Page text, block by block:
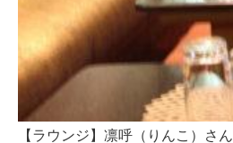
【ラウンジ】凛呼（りんこ）さん